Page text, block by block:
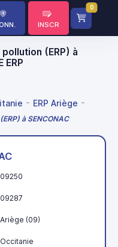
INSCR
0
(ERP) à
ERP
ERP Ariège
à SENCONAC
09250
09287
Ariège (09)
Occitanie